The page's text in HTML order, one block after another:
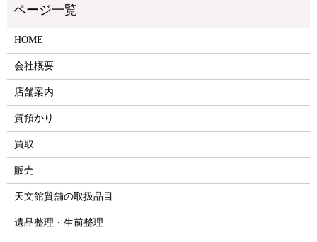
HOME
会社概要
店舗案内
質預かり
買取
販売
天文館質舗の取扱品目
遺品整理・生前整理